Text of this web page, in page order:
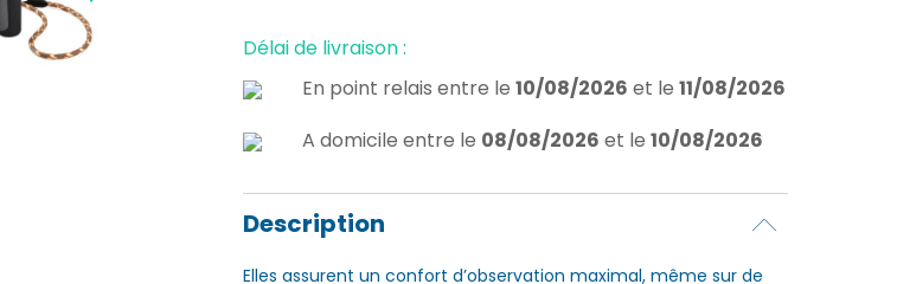
Délai de livraison :
En point relais entre le 10/08/2026 et le 11/08/2026
A domicile entre le 08/08/2026 et le 10/08/2026
Description
Elles assurent un confort d’observation maximal, même sur de